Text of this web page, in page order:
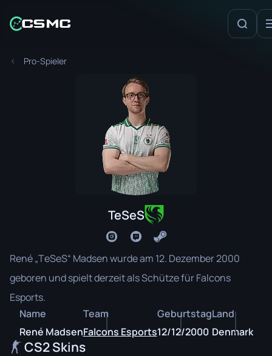
Pro-Spieler
TeSeS
René „TeSeS“ Madsen wurde am 12. Dezember 2000
geboren und spielt derzeit als Schütze für Falcons
Esports.
Name
René Madsen
Team
Falcons Esports
Geburtstag
12/12/2000
Land
Denmark
CS2 Skins